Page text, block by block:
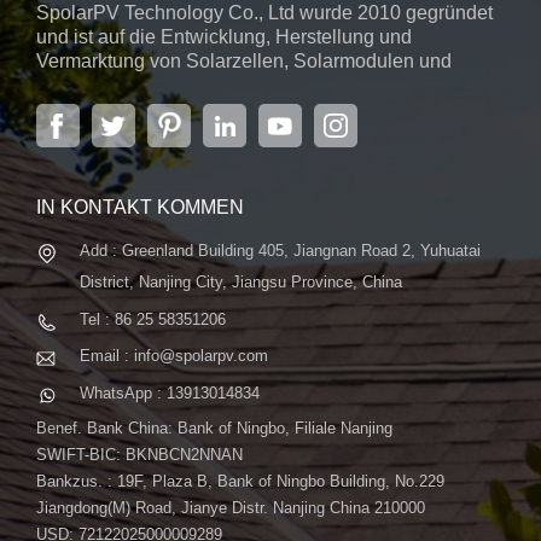
Umgebungsbedingungen standzuhalten und eine langfristige
Haltbarkeit zu gewährleisten.Dieses Solarpanel eignet sich
perfekt für private und gewerbliche Installationen und bietet
zuverlässige und effiziente Energielösungen.2. SPV535-TM10-
132 525~535W Topcon-SolarpanelAls nächstes kommt in der
S-lite-Serie der SPV535-TM10-132 mit einem Leistungsbereich
von 525 bis 535 Watt. Dieses Panel verfügt über einen
Umwandlungswirkungsgrad von 22,55 % und nutzt 132
TOPCon-Zellen, um eine hervorragende Leistung zu
erzielen.Hauptmerkmale:· Beeindruckende Effizienz: 22,55 %
Umwandlungsrate für hohe Energieausbeute.· Hervorragende
Leistung bei schwachem Licht: Gewährleistet eine
gleichmäßige Energieproduktion auch bei schlechten
Lichtverhältnissen.· Umfassende Garantie: 12 Jahre
Produktgarantie und 25 Jahre Leistungsgarantie für ein
sicheres Gefühl.Dieses Solarmodul eignet sich ideal für eine
Vielzahl von Anwendungen und eignet sich sowohl für den
privaten als auch für den gewerblichen Bereich hervorragend,
SpolarPV Technology Co., Ltd wurde 2010 gegründet
und ist auf die Entwicklung, Herstellung und
Vermarktung von Solarzellen, Solarmodulen und
Solarstromsystemen spezialisiert. Das Unternehmen
mit Sitz in der Hauptstadt der Provinz Jiangsu,
Nanjing, erstreckt sich über 6.000 m² und verfügt über
fortschrittliche automatische ...
IN KONTAKT KOMMEN
Add : Greenland Building 405, Jiangnan Road 2, Yuhuatai
District, Nanjing City, Jiangsu Province, China
Tel : 86 25 58351206
Email : info@spolarpv.com
WhatsApp : 13913014834
Benef. Bank China: Bank of Ningbo, Filiale Nanjing
SWIFT-BIC: BKNBCN2NNAN
Bankzus. : 19F, Plaza B, Bank of Ningbo Building, No.229
Jiangdong(M) Road, Jianye Distr. Nanjing China 210000
USD: 72122025000009289